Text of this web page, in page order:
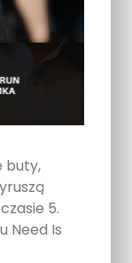
buty,
5.
Need Is